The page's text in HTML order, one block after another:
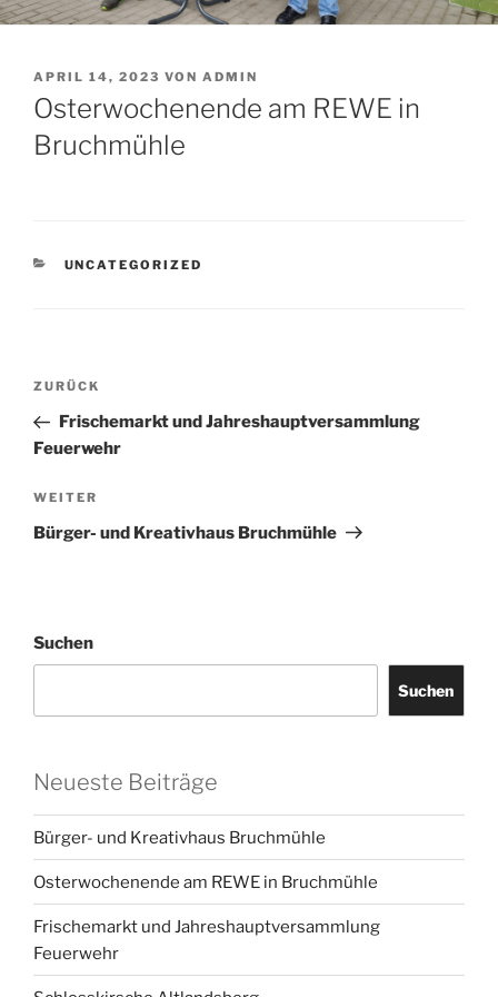
VERÖFFENTLICHT
AM
APRIL 14, 2023 VON ADMIN
Osterwochenende am REWE in
Bruchmühle
KATEGORIEN
UNCATEGORIZED
Beitrags-
Vorheriger
Beitrag
ZURÜCK
Frischemarkt und Jahreshauptversammlung
Feuerwehr
Nächster
Beitrag
WEITER
Bürger- und Kreativhaus Bruchmühle
Suchen
Suchen
Neueste Beiträge
Bürger- und Kreativhaus Bruchmühle
Osterwochenende am REWE in Bruchmühle
Frischemarkt und Jahreshauptversammlung
Feuerwehr